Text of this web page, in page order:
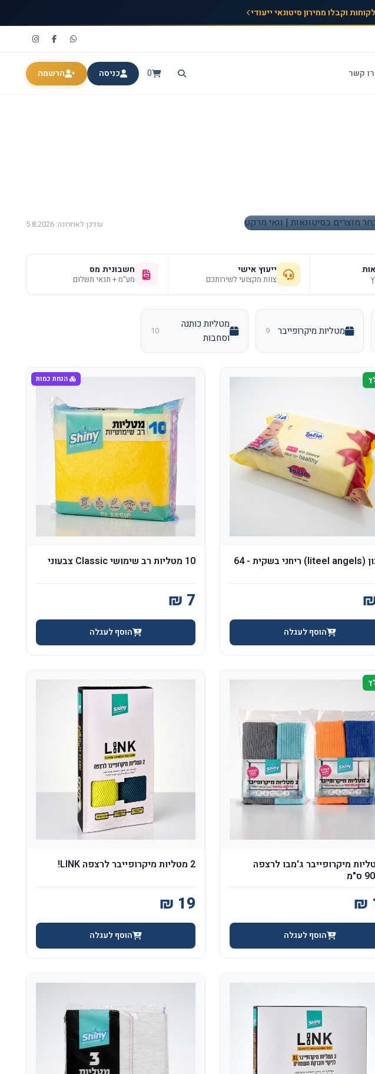
וקבלו מחירון סיטונאי ייעודי
קשר 0 כניסה הרשמה
עודכן לאחרונה: 5.8.2026
ייעוץ אישי
צוות מקצועי לשירותכם
חשבונית מס
מע"מ + תנאי תשלום
מטליות מיקרופייבר 9
מטליות כותנה
וסחבות
10
מגבון (liteel angels) ריחני בשקית - 64
הוסף לעגלה
הנחת כמות
10 מטליות רב שימושי Classic צבעוני
הוסף לעגלה
מיקרופייבר ג'מבו לרצפה
הוסף לעגלה
2 מטליות מיקרופייבר לרצפה LINK!
הוסף לעגלה